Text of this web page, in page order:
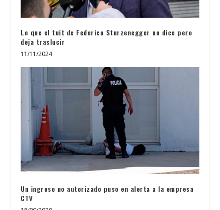
Lo que el tuit de Federico Sturzenegger no dice pero
deja traslucir
11/11/2024
Un ingreso no autorizado puso en alerta a la empresa
CTV